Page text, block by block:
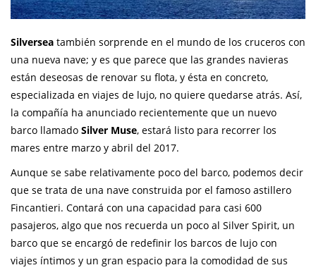
Silversea también sorprende en el mundo de los cruceros con
una nueva nave; y es que parece que las grandes navieras
están deseosas de renovar su flota, y ésta en concreto,
especializada en viajes de lujo, no quiere quedarse atrás. Así,
la compañía ha anunciado recientemente que un nuevo
barco llamado Silver Muse, estará listo para recorrer los
mares entre marzo y abril del 2017.
Aunque se sabe relativamente poco del barco, podemos decir
que se trata de una nave construida por el famoso astillero
Fincantieri. Contará con una capacidad para casi 600
pasajeros, algo que nos recuerda un poco al Silver Spirit, un
barco que se encargó de redefinir los barcos de lujo con
viajes íntimos y un gran espacio para la comodidad de sus